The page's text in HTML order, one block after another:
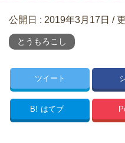
公開日 : 2019年3月17日 /
とうもろこし
ツイート
B! はてブ